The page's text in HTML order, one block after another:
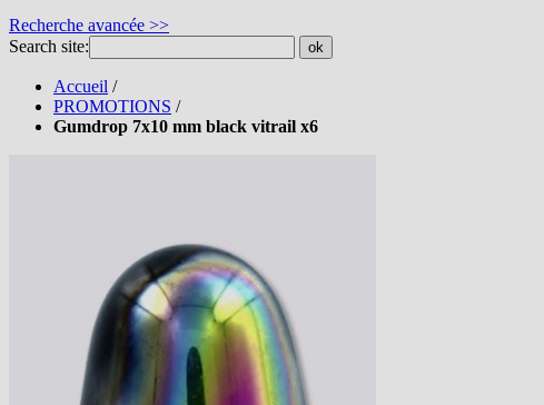
Recherche avancée >>
Search site:
ok
Accueil /
PROMOTIONS /
Gumdrop 7x10 mm black vitrail x6